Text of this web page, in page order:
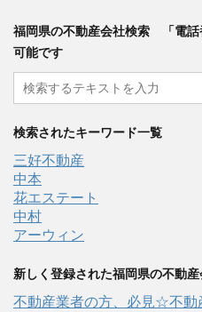
福岡県の不動産会社検索 「電話
可能です
検索されたキーワード一覧
三好不動産
中本
花エステート
中村
アーウィン
新しく登録された福岡県の不動産
不動産業者の方、必見☆不動